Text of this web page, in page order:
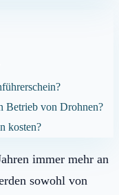
Betrieb von Drohnen?
kosten?
immer mehr an
sowohl von